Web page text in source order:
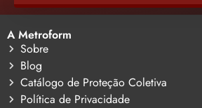
A Metroform
Sobre
Blog
Catálogo de Proteção Coletiva
Política de Privacidade